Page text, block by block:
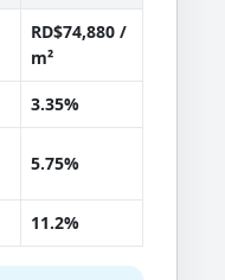
RD$74,880 /
m²
3.35%
5.75%
11.2%